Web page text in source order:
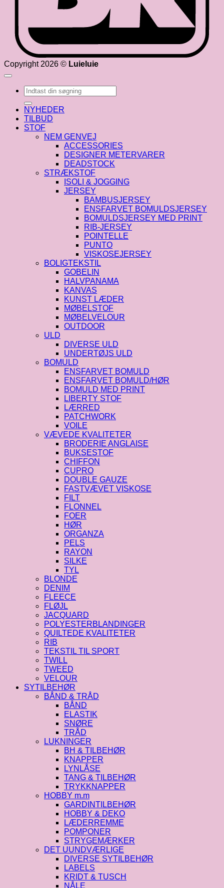
Copyright 2026 © Luieluie
Søg
efter:
NYHEDER
TILBUD
STOF
NEM GENVEJ
ACCESSORIES
DESIGNER METERVARER
DEADSTOCK
STRÆKSTOF
ISOLI & JOGGING
JERSEY
BAMBUSJERSEY
ENSFARVET BOMULDSJERSEY
BOMULDSJERSEY MED PRINT
RIB-JERSEY
POINTELLE
PUNTO
VISKOSEJERSEY
BOLIGTEKSTIL
GOBELIN
HALVPANAMA
KANVAS
KUNST LÆDER
MØBELSTOF
MØBELVELOUR
OUTDOOR
ULD
DIVERSE ULD
UNDERTØJS ULD
BOMULD
ENSFARVET BOMULD
ENSFARVET BOMULD/HØR
BOMULD MED PRINT
LIBERTY STOF
LÆRRED
PATCHWORK
VOILE
VÆVEDE KVALITETER
BRODERIE ANGLAISE
BUKSESTOF
CHIFFON
CUPRO
DOUBLE GAUZE
FASTVÆVET VISKOSE
FILT
FLONNEL
FOER
HØR
ORGANZA
PELS
RAYON
SILKE
TYL
BLONDE
DENIM
FLEECE
FLØJL
JACQUARD
POLYESTERBLANDINGER
QUILTEDE KVALITETER
RIB
TEKSTIL TIL SPORT
TWILL
TWEED
VELOUR
SYTILBEHØR
BÅND & TRÅD
BÅND
ELASTIK
SNØRE
TRÅD
LUKNINGER
BH & TILBEHØR
KNAPPER
LYNLÅSE
TANG & TILBEHØR
TRYKKNAPPER
HOBBY m.m
GARDINTILBEHØR
HOBBY & DEKO
LÆDERREMME
POMPONER
STRYGEMÆRKER
DET UUNDVÆRLIGE
DIVERSE SYTILBEHØR
LABELS
KRIDT & TUSCH
NÅLE